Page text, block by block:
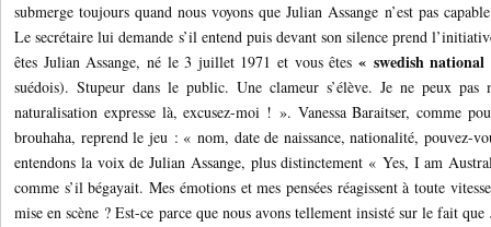
submerge toujours quand nous voyons que Julian Assange n’est pas
Le secrétaire lui demande s’il entend puis devant son silence prend
êtes Julian Assange, né le 3 juillet 1971 et vous êtes « swedish
suédois). Stupeur dans le public. Une clameur s’élève. Je ne peux pas
naturalisation expresse là, excusez-moi ! ». Vanessa Baraitser, comme
brouhaha, reprend le jeu : « nom, date de naissance, nationalité, pouvez-
entendons la voix de Julian Assange, plus distinctement « Yes, I am
comme s’il bégayait. Mes émotions et mes pensées réagissent à toute
mise en scène ? Est-ce parce que nous avons tellement insisté sur le fait